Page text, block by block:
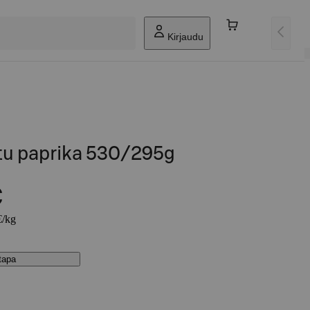
Kirjaudu
paprika 530/295g
kg